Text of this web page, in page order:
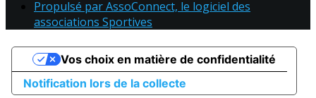
Propulsé par AssoConnect, le logiciel des
associations Sportives
Notification lors de la collecte
Vos choix en matière de confidentialité